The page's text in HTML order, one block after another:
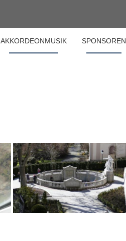
AKKORDEONMUSIK SPONSOREN